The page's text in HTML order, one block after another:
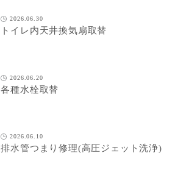
2026.06.30
トイレ内天井換気扇取替
2026.06.20
各種水栓取替
2026.06.10
排水管つまり修理(高圧ジェット洗浄)